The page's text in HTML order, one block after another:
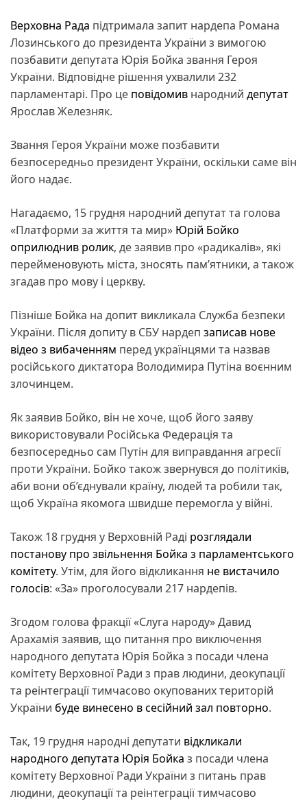
Верховна Рада підтримала запит нардепа Романа
Лозинського до президента України з вимогою
позбавити депутата Юрія Бойка звання Героя
України. Відповідне рішення ухвалили 232
парламентарі. Про це повідомив народний депутат
Ярослав Железняк.
Звання Героя України може позбавити
безпосередньо президент України, оскільки саме він
його надає.
Нагадаємо, 15 грудня народний депутат та голова
«Платформи за життя та мир» Юрій Бойко
оприлюднив ролик, де заявив про «радикалів», які
перейменовують міста, зносять памʼятники, а також
згадав про мову і церкву.
Пізніше Бойка на допит викликала Служба безпеки
України. Після допиту в СБУ нардеп записав нове
відео з вибаченням перед українцями та назвав
російського диктатора Володимира Путіна воєнним
злочинцем.
Як заявив Бойко, він не хоче, щоб його заяву
використовували Російська Федерація та
безпосередньо сам Путін для виправдання агресії
проти України. Бойко також звернувся до політиків,
аби вони об’єднували країну, людей та робили так,
щоб Україна якомога швидше перемогла у війні.
Також 18 грудня у Верховній Раді розглядали
постанову про звільнення Бойка з парламентського
комітету. Утім, для його відкликання не вистачило
голосів: «За» проголосували 217 нардепів.
Згодом голова фракції «Слуга народу» Давид
Арахамія заявив, що питання про виключення
народного депутата Юрія Бойка з посади члена
комітету Верховної Ради з прав людини, деокупації
та реінтеграції тимчасово окупованих територій
України буде винесено в сесійний зал повторно.
Так, 19 грудня народні депутати відкликали
народного депутата Юрія Бойка з посади члена
комітету Верховної Ради України з питань прав
людини, деокупації та реінтеграції тимчасово